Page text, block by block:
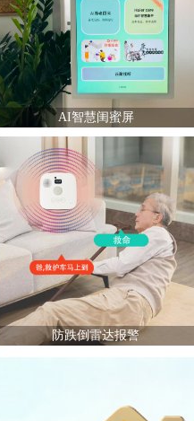
AI智慧闺蜜屏
防跌倒雷达报警